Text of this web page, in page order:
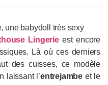
une babydoll très sexy
Lingerieest encore
Là où ces derniers
des cuisses, ce modèle
laissant l’entrejambe et le